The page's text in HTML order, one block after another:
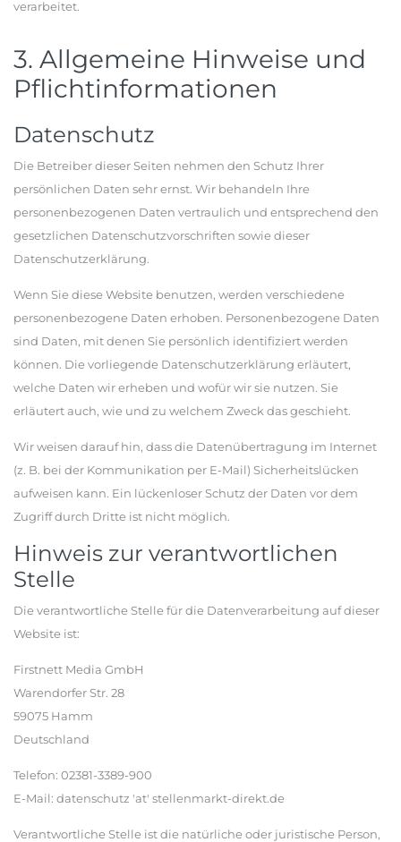
verarbeitet.
3. Allgemeine Hinweise und
Pflichtinformationen
Datenschutz
Die Betreiber dieser Seiten nehmen den Schutz Ihrer
persönlichen Daten sehr ernst. Wir behandeln Ihre
personenbezogenen Daten vertraulich und entsprechend den
gesetzlichen Datenschutzvorschriften sowie dieser
Datenschutzerklärung.
Wenn Sie diese Website benutzen, werden verschiedene
personenbezogene Daten erhoben. Personenbezogene Daten
sind Daten, mit denen Sie persönlich identifiziert werden
können. Die vorliegende Datenschutzerklärung erläutert,
welche Daten wir erheben und wofür wir sie nutzen. Sie
erläutert auch, wie und zu welchem Zweck das geschieht.
Wir weisen darauf hin, dass die Datenübertragung im Internet
(z. B. bei der Kommunikation per E-Mail) Sicherheitslücken
aufweisen kann. Ein lückenloser Schutz der Daten vor dem
Zugriff durch Dritte ist nicht möglich.
Hinweis zur verantwortlichen
Stelle
Die verantwortliche Stelle für die Datenverarbeitung auf dieser
Website ist:
Firstnett Media GmbH
Warendorfer Str. 28
59075 Hamm
Deutschland
Telefon: 02381-3389-900
E-Mail: datenschutz 'at' stellenmarkt-direkt.de
Verantwortliche Stelle ist die natürliche oder juristische Person,